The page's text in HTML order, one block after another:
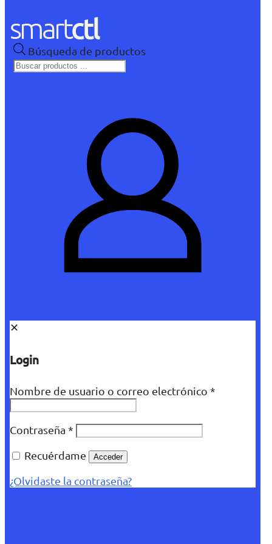
Búsqueda de productos
✕
Login
Nombre de usuario o correo electrónico *
Contraseña *
Recuérdame
Acceder
¿Olvidaste la contraseña?